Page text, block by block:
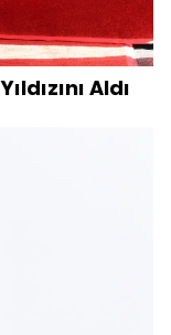
Aldı